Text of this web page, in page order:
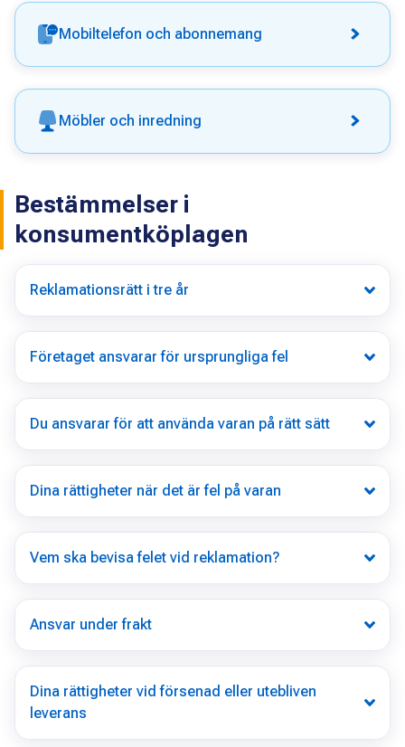
Mobiltelefon och abonnemang
Möbler och inredning
Bestämmelser i
konsumentköplagen
Reklamationsrätt i tre år
Företaget ansvarar för ursprungliga fel
Du ansvarar för att använda varan på rätt sätt
Dina rättigheter när det är fel på varan
Vem ska bevisa felet vid reklamation?
Ansvar under frakt
Dina rättigheter vid försenad eller utebliven
leverans